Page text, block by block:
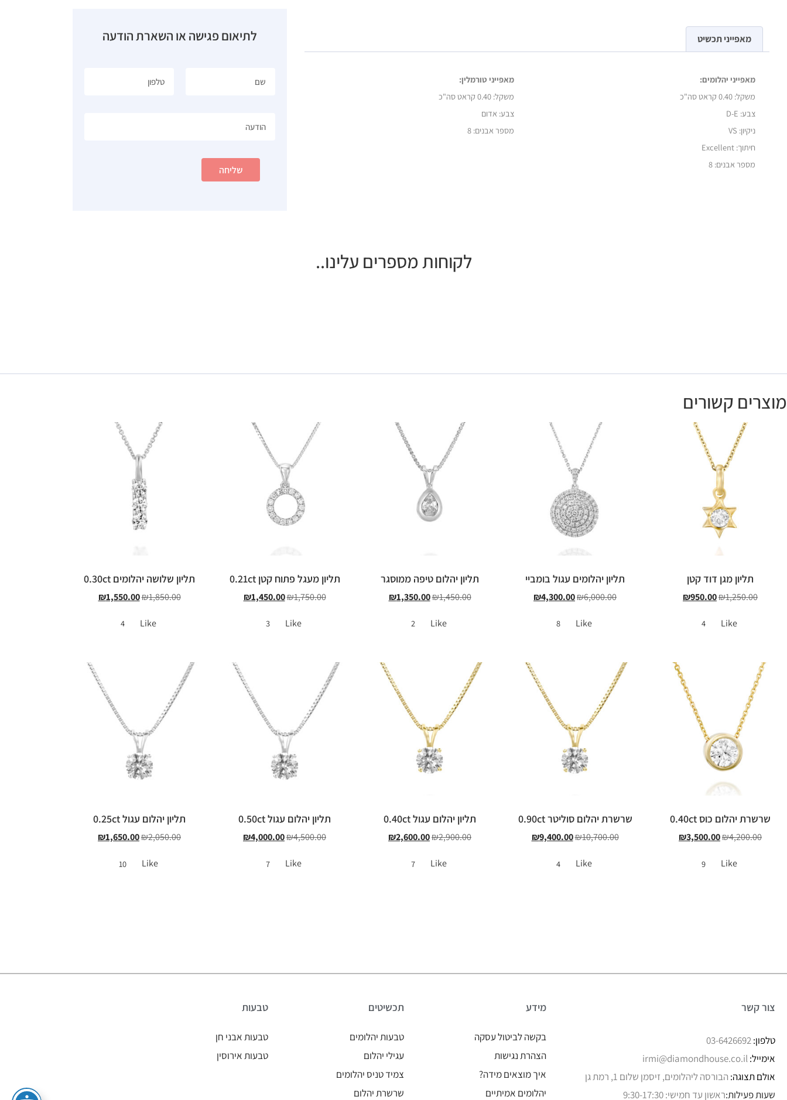
מאפייני תכשיט
מאפייני יהלומים:
מאפייני טורמלין:
משקל: 0.40 קראט סה"כ
משקל: 0.40 קראט סה"כ
צבע: D-E
צבע: אדום
ניקיון: VS
מספר אבנים: 8
חיתוך: Excellent
מספר אבנים: 8
לתיאום פגישה או השארת הודעה
שליחה
לקוחות מספרים עלינו..
מוצרים קשורים
תליון מגן דוד קטן
₪1,250.00
₪950.00
Like
4
תליון יהלומים עגול בומביי
₪6,000.00
₪4,300.00
Like
8
תליון יהלום טיפה ממוסגר
₪1,450.00
₪1,350.00
Like
2
תליון מעגל פתוח קטן 0.21ct
₪1,750.00
₪1,450.00
Like
3
תליון שלושה יהלומים 0.30ct
₪1,850.00
₪1,550.00
Like
4
שרשרת יהלום כוס 0.40ct
₪4,200.00
₪3,500.00
Like
9
שרשרת יהלום סוליטר 0.90ct
₪10,700.00
₪9,400.00
Like
4
תליון יהלום עגול 0.40ct
₪2,900.00
₪2,600.00
Like
7
תליון יהלום עגול 0.50ct
₪4,500.00
₪4,000.00
Like
7
תליון יהלום עגול 0.25ct
₪2,050.00
₪1,650.00
Like
10
צור קשר
טלפון:03-6426692
אימייל:irmi@diamondhouse.co.il
אולם תצוגה: הבורסה ליהלומים, זיסמן שלום 1, רמת גן
שעות פעילות:ראשון עד חמישי: 9:30-17:30
מידע
בקשה לביטול עסקה
הצהרת נגישות
איך מוצאים מידה?
יהלומים אמיתיים
תכשיטים
טבעות יהלומים
עגילי יהלום
צמיד טניס יהלומים
שרשרת יהלום
טבעות
טבעות אבני חן
טבעות אירוסין